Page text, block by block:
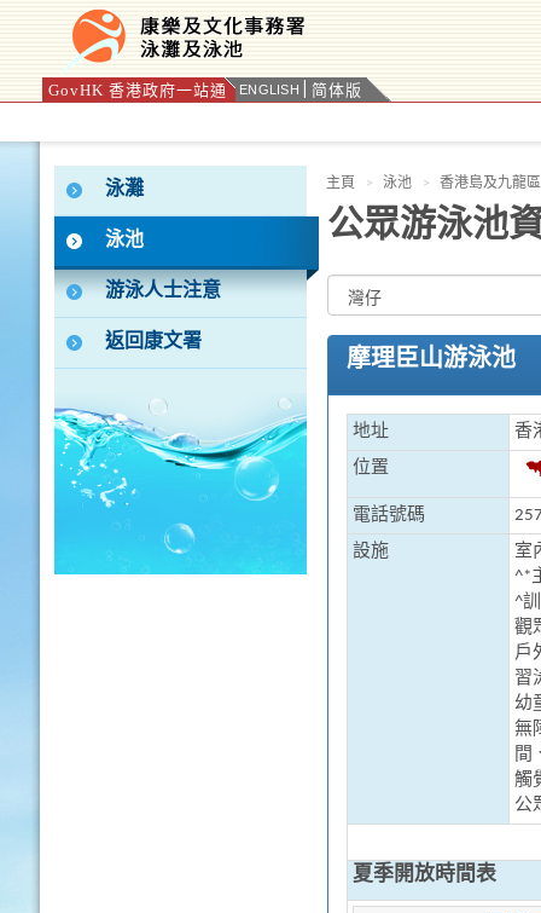
GovHK 香港政府一站通 ENGLISH 简体版
按“Tab”進入菜單
泳灘
泳池
游泳人士注意
返回康文署
主頁 泳池 香港島及九龍
公眾游泳池
摩理臣山游泳池
地址
香
位置
電話號碼
設施
室
^*
^
觀
戶
習
幼
無
間
觸
公
夏季開放時間表